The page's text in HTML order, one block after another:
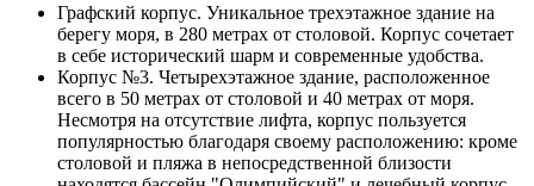
Графский корпус. Уникальное трехэтажное здание на
берегу моря, в 280 метрах от столовой. Корпус сочетает
в себе исторический шарм и современные удобства.
Корпус №3. Четырехэтажное здание, расположенное
всего в 50 метрах от столовой и 40 метрах от моря.
Несмотря на отсутствие лифта, корпус пользуется
популярностью благодаря своему расположению: кроме
столовой и пляжа в непосредственной близости